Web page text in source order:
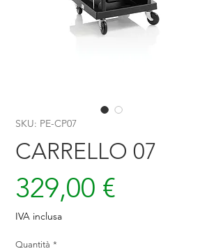
SKU: PE-CP07
CARRELLO 07
329,00 €
IVA inclusa
Quantità *